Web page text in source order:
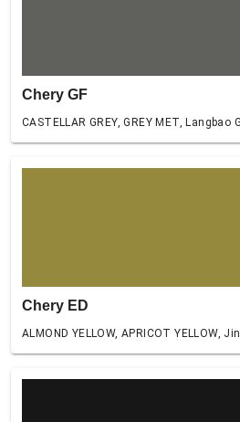
Chery GF
CASTELLAR GREY, GREY MET, Langbao
Chery ED
ALMOND YELLOW, APRICOT YELLOW,